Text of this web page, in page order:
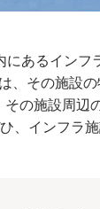
あるインフ
、その施設
の施設周辺
、インフラ